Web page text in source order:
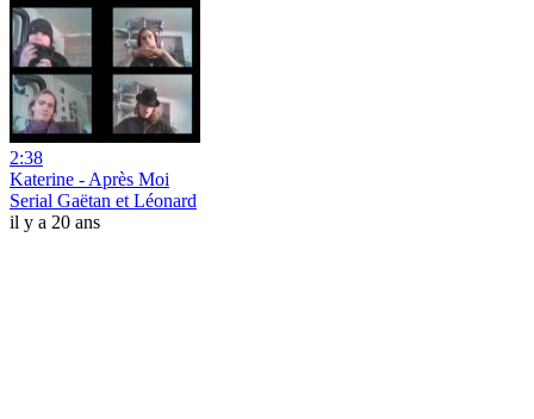
2:38
Katerine - Après Moi
Serial Gaëtan et Léonard
il y a 20 ans